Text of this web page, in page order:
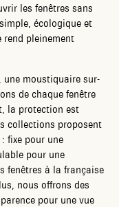
les fenêtres sans
écologique et
rend pleinement
une moustiquaire sur-
de chaque fenêtre
la protection est
collections proposent
fixe pour une
pour une
fenêtres à la française
nous offrons des
pour une vue